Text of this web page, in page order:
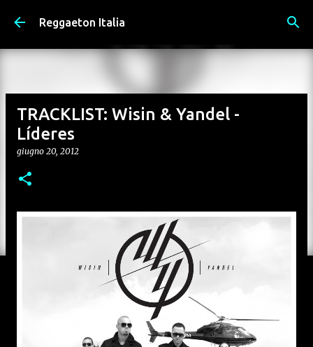
Passa ai contenuti principali
Reggaeton Italia
TRACKLIST: Wisin & Yandel -
Líderes
giugno 20, 2012